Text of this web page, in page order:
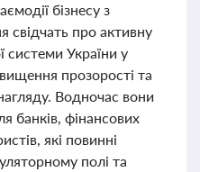
бізнесу з
про активну
системи України у
прозорості та
Водночас вони
банків, фінансових
які повинні
полі та